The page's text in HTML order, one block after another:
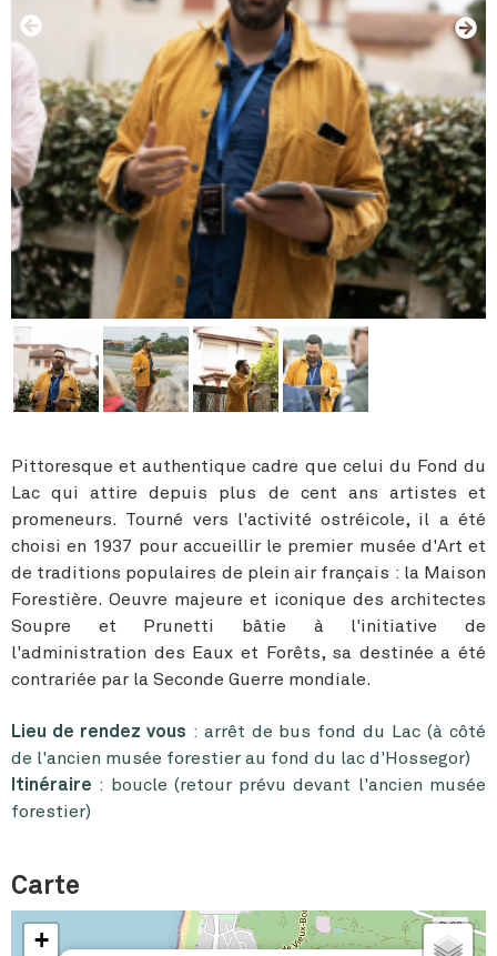
Pittoresque et authentique cadre que celui du Fond du
Lac qui attire depuis plus de cent ans artistes et
promeneurs. Tourné vers l'activité ostréicole, il a été
choisi en 1937 pour accueillir le premier musée d'Art et
de traditions populaires de plein air français : la Maison
Forestière. Oeuvre majeure et iconique des architectes
Soupre et Prunetti bâtie à l'initiative de
l'administration des Eaux et Forêts, sa destinée a été
contrariée par la Seconde Guerre mondiale.
Lieu de rendez vous : arrêt de bus fond du Lac (à côté
de l'ancien musée forestier au fond du lac d'Hossegor)
Itinéraire : boucle (retour prévu devant l'ancien musée
forestier)
Carte
+